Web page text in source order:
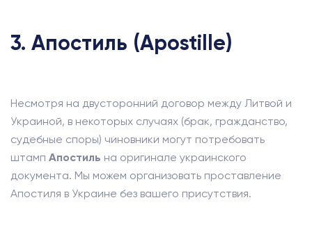
3. Апостиль (Apostille)
Несмотря на двусторонний договор между Литвой и
Украиной, в некоторых случаях (брак, гражданство,
судебные споры) чиновники могут потребовать
штамп Апостиль на оригинале украинского
документа. Мы можем организовать проставление
Апостиля в Украине без вашего присутствия.